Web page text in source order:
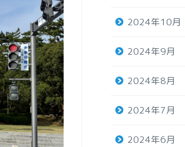
2024年10月
2024年9月
2024年8月
2024年7月
2024年6月